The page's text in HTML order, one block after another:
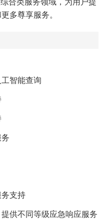
合类服务领域，为用户提
多尊享服务。
智能查询
支持
供不同等级应急响应服务